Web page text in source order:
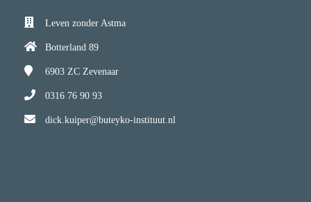
Leven zonder Astma
Botterland 89
6903 ZC Zevenaar
0316 76 90 93
dick.kuiper@buteyko-instituut.nl